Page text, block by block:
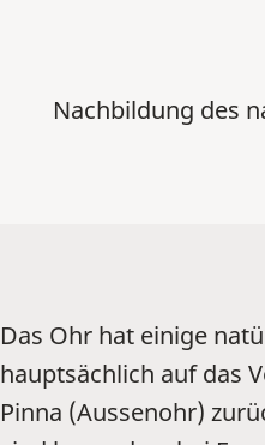
Nachbildung des
Das Ohr hat einige
hauptsächlich auf das
Pinna (Aussenohr)